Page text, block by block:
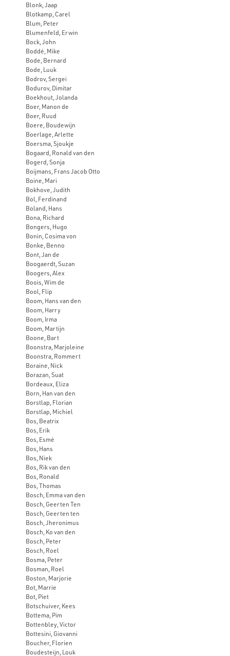
Blonk, Jaap
Blotkamp, Carel
Blum, Peter
Blumenfeld, Erwin
Bock, John
Boddé, Mike
Bode, Bernard
Bode, Luuk
Bodrov, Sergei
Bodurov, Dimitar
Boekhout, Jolanda
Boer, Manon de
Boer, Ruud
Boere, Boudewijn
Boerlage, Arlette
Boersma, Sjoukje
Bogaard, Ronald van den
Bogerd, Sonja
Boijmans, Frans Jacob Otto
Boine, Mari
Bokhove, Judith
Bol, Ferdinand
Boland, Hans
Bona, Richard
Bongers, Hugo
Bonin, Cosima von
Bonke, Benno
Bont, Jan de
Boogaerdt, Suzan
Boogers, Alex
Boois, Wim de
Bool, Flip
Boom, Hans van den
Boom, Harry
Boom, Irma
Boom, Martijn
Boone, Bart
Boonstra, Marjoleine
Boonstra, Rommert
Boraine, Nick
Borazan, Suat
Bordeaux, Eliza
Born, Han van den
Borstlap, Florian
Borstlap, Michiel
Bos, Beatrix
Bos, Erik
Bos, Esmé
Bos, Hans
Bos, Niek
Bos, Rik van den
Bos, Ronald
Bos, Thomas
Bosch, Emma van den
Bosch, Geerten Ten
Bosch, Geerten ten
Bosch, Jheronimus
Bosch, Ko van den
Bosch, Peter
Bosch, Roel
Bosma, Peter
Bosman, Roel
Boston, Marjorie
Bot, Marrie
Bot, Piet
Botschuiver, Kees
Bottema, Pim
Bottenbley, Victor
Bottesini, Giovanni
Boucher, Florien
Boudesteijn, Louk